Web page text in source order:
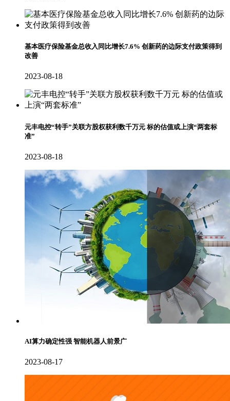
基本医疗保险基金总收入同比增长7.6% 创新药的边际支付政策得到
改善
2023-08-18
元丰电控“转手”关联方股权获利数千万元 标的估值或上演“两套标
准”
2023-08-18
AI算力确定性强 智能机器人前景广
2023-08-17